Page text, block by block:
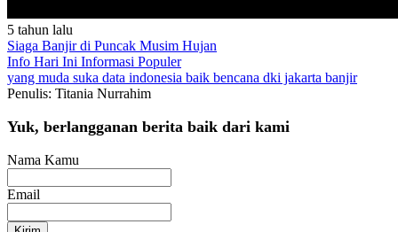
5 tahun lalu
Siaga Banjir di Puncak Musim Hujan
Info Hari Ini Informasi Populer
yang muda suka data indonesia baik bencana dki jakarta banjir
Penulis: Titania Nurrahim
Yuk, berlangganan berita baik dari kami
Nama Kamu
Email